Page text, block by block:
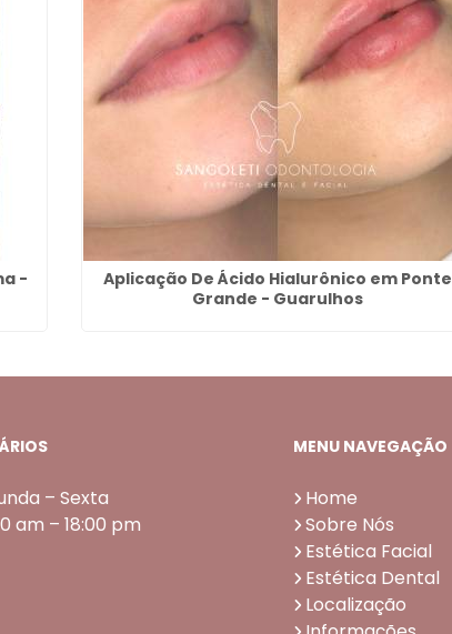
-
Aplicação De Ácido Hialurônico em Ponte
Grande - Guarulhos
– Sexta
am – 18:00 pm
MENU NAVEGAÇÃO
Home
Sobre Nós
Estética Facial
Estética Dental
Localização